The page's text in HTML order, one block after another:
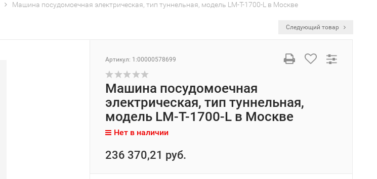
Машина посудомоечная электрическая, тип туннельная, модель LM-T-1700-L в Москве
Следующий товар
Артикул: 1:00000578699
Машина посудомоечная
электрическая, тип туннельная,
модель LM-T-1700-L в Москве
Нет в наличии
236 370,21 руб.